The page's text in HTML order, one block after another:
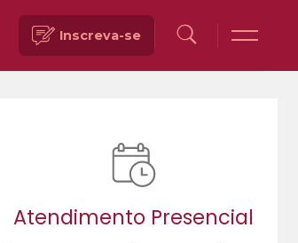
Inscreva-se
Atendimento Presencial